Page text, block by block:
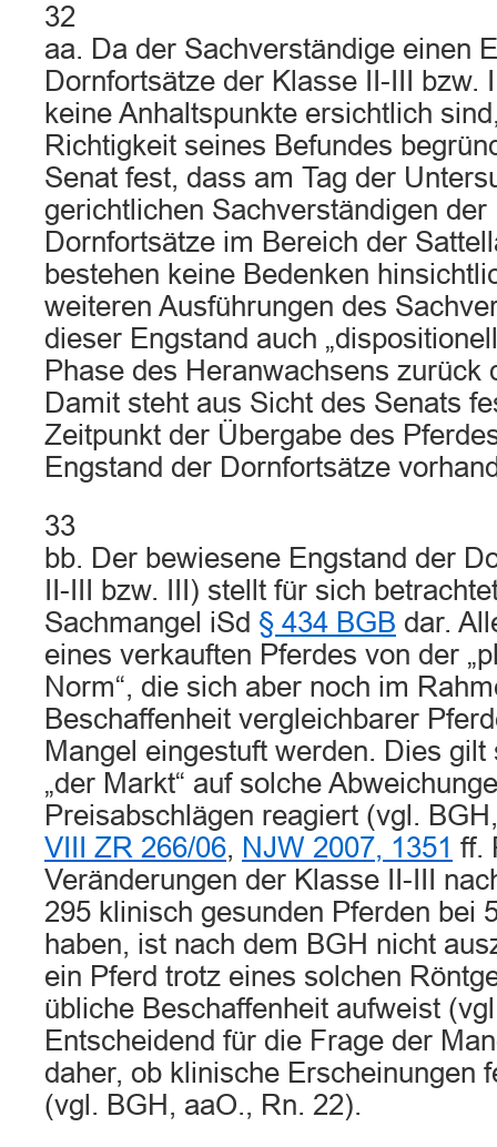
32
aa. Da der Sachverständige einen
Dornfortsätze der Klasse II-III bzw.
keine Anhaltspunkte ersichtlich
Richtigkeit seines Befundes
Senat fest, dass am Tag der
gerichtlichen Sachverständigen der
Dornfortsätze im Bereich der
bestehen keine Bedenken
weiteren Ausführungen des
dieser Engstand auch
Phase des Heranwachsens zurück
Damit steht aus Sicht des Senats
Zeitpunkt der Übergabe des
Engstand der Dornfortsätze
33
bb. Der bewiesene Engstand der
II-III bzw. III) stellt für sich
Sachmangel iSd § 434 BGB dar.
eines verkauften Pferdes von der
Norm“, die sich aber noch im
Beschaffenheit vergleichbarer
Mangel eingestuft werden. Dies
„der Markt“ auf solche
Preisabschlägen reagiert (vgl.
VIII ZR 266/06, NJW 2007, 1351 ff.
Veränderungen der Klasse II-III
295 klinisch gesunden Pferden bei
haben, ist nach dem BGH nicht
ein Pferd trotz eines solchen
übliche Beschaffenheit aufweist
Entscheidend für die Frage der
daher, ob klinische Erscheinungen
(vgl. BGH, aaO., Rn. 22).